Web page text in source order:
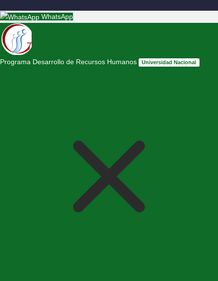
WhatsApp
Programa Desarrollo de Recursos Humanos Universidad Nacional